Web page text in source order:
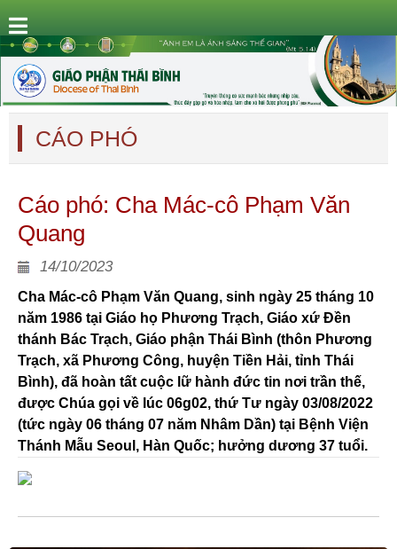
CÁO PHÓ
Cáo phó: Cha Mác-cô Phạm Văn
Quang
14/10/2023
Cha Mác-cô Phạm Văn Quang, sinh ngày 25 tháng 10
năm 1986 tại Giáo họ Phương Trạch, Giáo xứ Đền
thánh Bác Trạch, Giáo phận Thái Bình (thôn Phương
Trạch, xã Phương Công, huyện Tiền Hải, tỉnh Thái
Bình), đã hoàn tất cuộc lữ hành đức tin nơi trần thế,
được Chúa gọi về lúc 06g02, thứ Tư ngày 03/08/2022
(tức ngày 06 tháng 07 năm Nhâm Dần) tại Bệnh Viện
Thánh Mẫu Seoul, Hàn Quốc; hưởng dương 37 tuổi.